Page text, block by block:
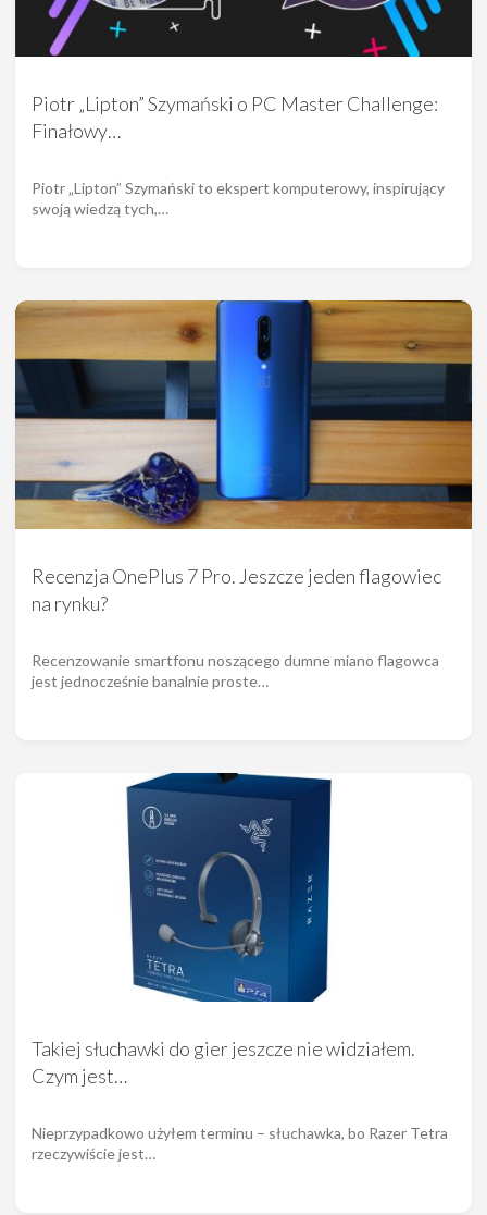
Piotr „Lipton” Szymański o PC Master Challenge:
Finałowy…
Piotr „Lipton” Szymański to ekspert komputerowy, inspirujący
swoją wiedzą tych,…
Recenzja OnePlus 7 Pro. Jeszcze jeden flagowiec
na rynku?
Recenzowanie smartfonu noszącego dumne miano flagowca
jest jednocześnie banalnie proste…
Takiej słuchawki do gier jeszcze nie widziałem.
Czym jest…
Nieprzypadkowo użyłem terminu – słuchawka, bo Razer Tetra
rzeczywiście jest…